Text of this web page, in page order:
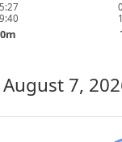
7,